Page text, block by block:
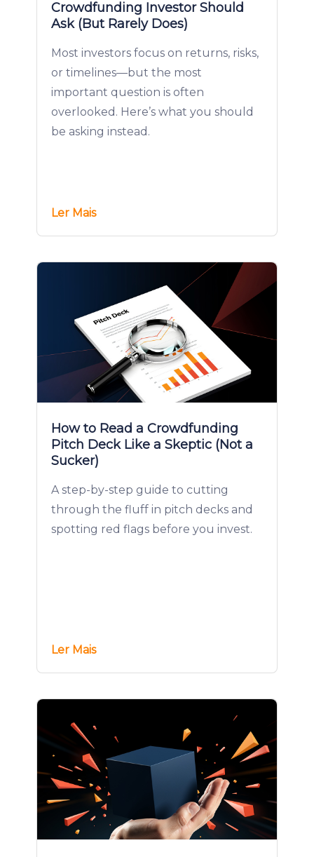
Crowdfunding Investor Should
Ask (But Rarely Does)
Most investors focus on returns, risks,
or timelines—but the most
important question is often
overlooked. Here’s what you should
be asking instead.
Ler Mais
How to Read a Crowdfunding
Pitch Deck Like a Skeptic (Not a
Sucker)
A step-by-step guide to cutting
through the fluff in pitch decks and
spotting red flags before you invest.
Ler Mais